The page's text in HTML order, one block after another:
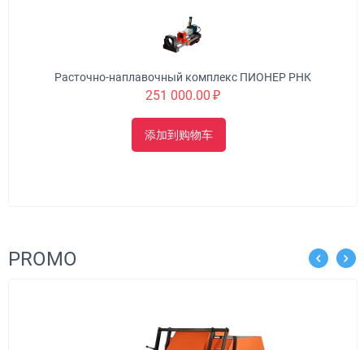
Расточно-наплавочный комплекс ПИОНЕР РНК
251 000.00 ₽
添加到购物车
PROMO